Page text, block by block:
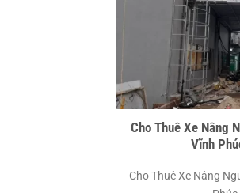
Cho Thuê Xe Nâng
Vĩnh
Cho Thuê Xe Nâng